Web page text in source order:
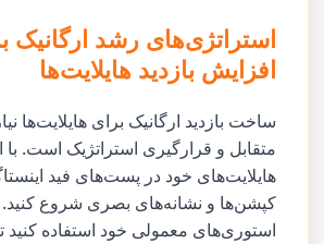
استراتژی‌های رشد ارگانیک
افزایش بازدید هایلایت‌ها
ساخت بازدید ارگانیک برای هایلایت‌ها
متقابل و قرارگیری استراتژیک است. با
هایلایت‌های خود در پست‌های فید
کپشن‌ها و نشانه‌های بصری شروع کنید.
استوری‌های معمولی خود استفاده کنید تا